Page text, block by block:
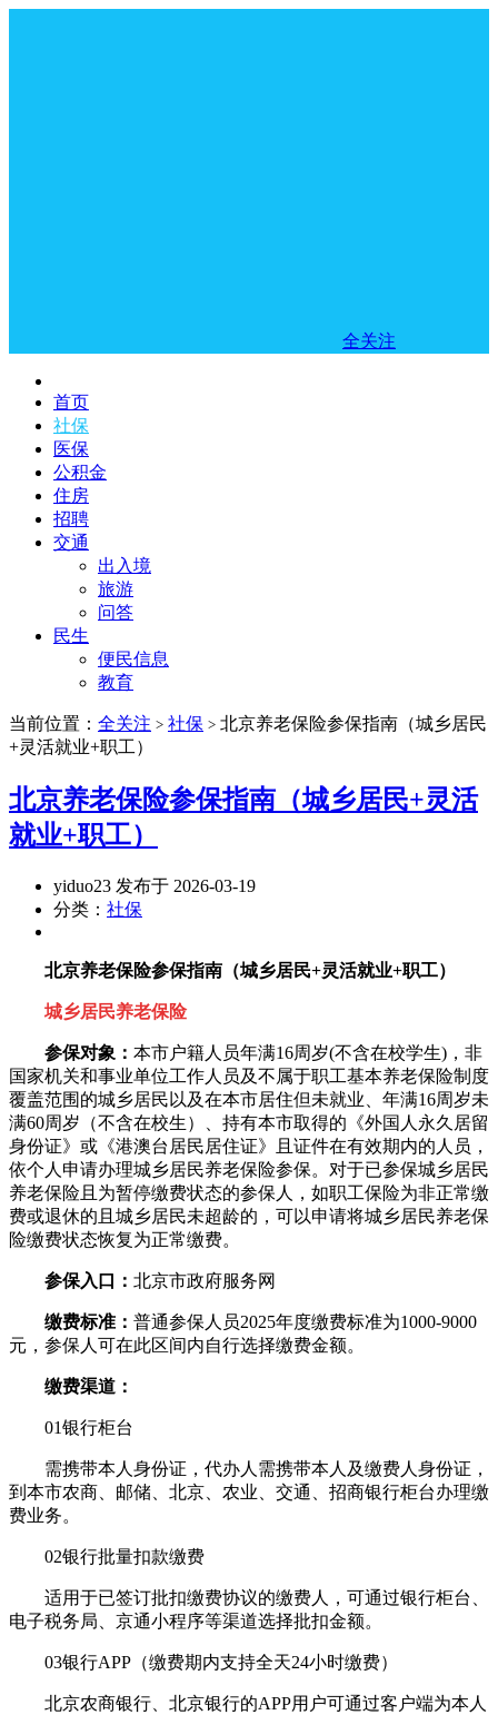
全关注
首页
社保
医保
公积金
住房
招聘
交通
出入境
旅游
问答
民生
便民信息
教育
当前位置： 全关注 > 社保 > 北京养老保险参保指南（城乡居民
+灵活就业+职工）
北京养老保险参保指南（城乡居民+灵活
就业+职工）
yiduo23 发布于 2026-03-19
分类： 社保
北京养老保险参保指南（城乡居民+灵活就业+职工）
城乡居民养老保险
参保对象： 本市户籍人员年满16周岁(不含在校学生)，非
国家机关和事业单位工作人员及不属于职工基本养老保险制度
覆盖范围的城乡居民以及在本市居住但未就业、年满16周岁未
满60周岁（不含在校生）、持有本市取得的《外国人永久居留
身份证》或《港澳台居民居住证》且证件在有效期内的人员，
依个人申请办理城乡居民养老保险参保。对于已参保城乡居民
养老保险且为暂停缴费状态的参保人，如职工保险为非正常缴
费或退休的且城乡居民未超龄的，可以申请将城乡居民养老保
险缴费状态恢复为正常缴费。
参保入口： 北京市政府服务网
缴费标准： 普通参保人员2025年度缴费标准为1000-9000
元，参保人可在此区间内自行选择缴费金额。
缴费渠道：
01银行柜台
需携带本人身份证，代办人需携带本人及缴费人身份证，
到本市农商、邮储、北京、农业、交通、招商银行柜台办理缴
费业务。
02银行批量扣款缴费
适用于已签订批扣缴费协议的缴费人，可通过银行柜台、
电子税务局、京通小程序等渠道选择批扣金额。
03银行APP（缴费期内支持全天24小时缴费）
北京农商银行、北京银行的APP用户可通过客户端为本人